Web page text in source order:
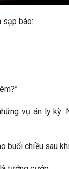
sạp báo:
vụ án ly kỳ.
buổi chiều sau